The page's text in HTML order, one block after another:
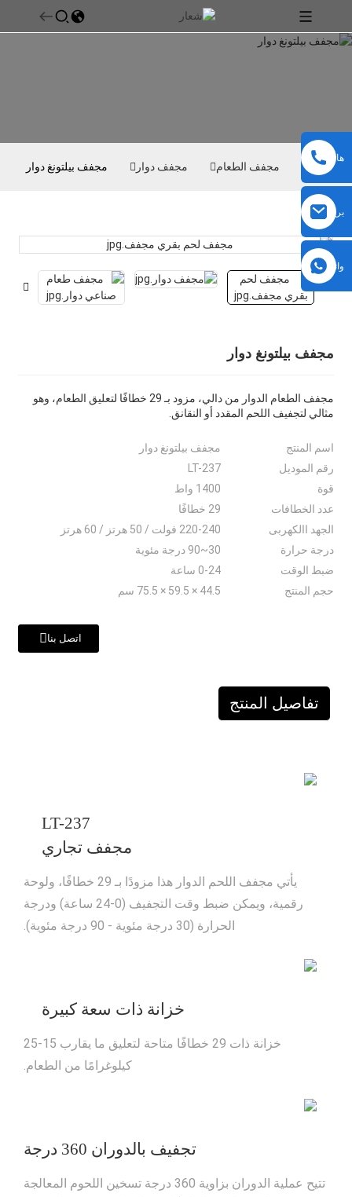
هاتف
بريد
إلكتروني
واتساب
بيت مجفف الطعام مجفف دوار مجفف بيلتونغ دوار
مجفف بيلتونغ دوار
مجفف الطعام الدوار من دالي، مزود بـ 29 خطافًا لتعليق الطعام، وهو
مثالي لتجفيف اللحم المقدد أو النقانق.
اسم المنتج
مجفف بيلتونغ دوار
رقم الموديل
LT-237
قوة
1400 واط
عدد الخطافات
29 خطافًا
الجهد االكهربى
220-240 فولت / 50 هرتز / 60 هرتز
درجة حرارة
30~90 درجة مئوية
ضبط الوقت
0-24 ساعة
حجم المنتج
44.5 × 59.5 × 75.5 سم
اتصل بنا
تفاصيل المنتج
LT-237
مجفف تجاري
يأتي مجفف اللحم الدوار هذا مزودًا بـ 29 خطافًا، ولوحة
رقمية، ويمكن ضبط وقت التجفيف (0-24 ساعة) ودرجة
الحرارة (30 درجة مئوية - 90 درجة مئوية).
خزانة ذات سعة كبيرة
خزانة ذات 29 خطافًا متاحة لتعليق ما يقارب 15-25
كيلوغرامًا من الطعام.
تجفيف بالدوران 360 درجة
تتيح عملية الدوران بزاوية 360 درجة تسخين اللحوم المعالجة